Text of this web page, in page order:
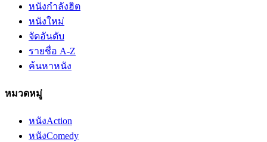
หนังกำลังฮิต
หนังใหม่
จัดอันดับ
รายชื่อ A-Z
ค้นหาหนัง
หมวดหมู่
หนังAction
หนังComedy